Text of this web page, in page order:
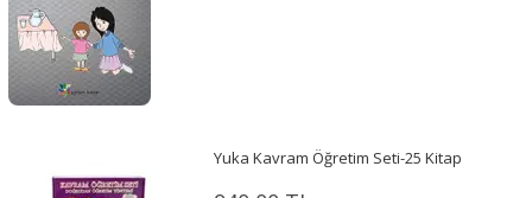
Yuka Kavram Öğretim Seti-25 Kitap